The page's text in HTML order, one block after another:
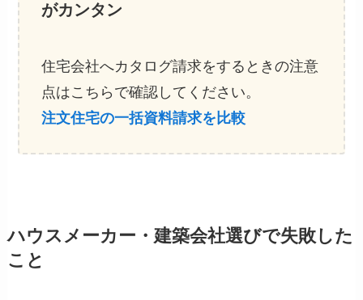
がカンタン
住宅会社へカタログ請求をするときの注意
点はこちらで確認してください。
注文住宅の一括資料請求を比較
ハウスメーカー・建築会社選びで失敗した
こと